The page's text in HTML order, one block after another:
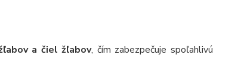
a čiel žľabov, čím zabezpečuje spoľahlivú